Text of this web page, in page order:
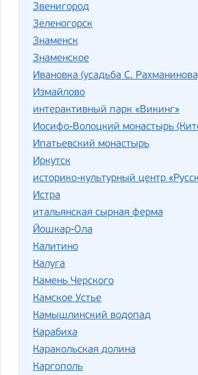
Звенигород
Зеленогорск
Знаменск
Знаменское
Ивановка (усадьба С.
Измайлово
интерактивный парк «Викинг»
Иосифо-Волоцкий монастырь
Ипатьевский монастырь
Иркутск
историко-культурный центр
Истра
итальянская сырная ферма
Йошкар-Ола
Калитино
Калуга
Камень Черского
Камское Устье
Камышлинский водопад
Карабиха
Каракольская долина
Каргополь